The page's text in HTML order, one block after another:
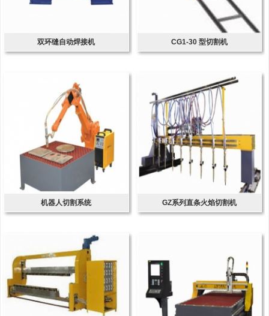
双环缝自动焊接机 CG1-30 型切割机
机器人切割系统 GZ系列直条火焰切割机